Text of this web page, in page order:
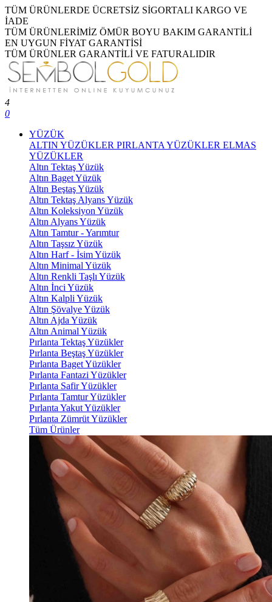
TÜM ÜRÜNLERDE ÜCRETSİZ SİGORTALI KARGO VE
İADE
TÜM ÜRÜNLERİMİZ ÖMÜR BOYU BAKIM GARANTİLİ
EN UYGUN FİYAT GARANTİSİ
TÜM ÜRÜNLER GARANTİLİ VE FATURALIDIR
4
0
YÜZÜK
ALTIN YÜZÜKLER PIRLANTA YÜZÜKLER ELMAS
YÜZÜKLER
Altın Tektaş Yüzük
Altın Baget Yüzük
Altın Beştaş Yüzük
Altın Tektaş Alyans Yüzük
Altın Koleksiyon Yüzük
Altın Alyans Yüzük
Altın Tamtur - Yarımtur
Altın Taşsız Yüzük
Altın Harf - İsim Yüzük
Altın Minimal Yüzük
Altın Renkli Taşlı Yüzük
Altın İnci Yüzük
Altın Kalpli Yüzük
Altın Şövalye Yüzük
Altın Ajda Yüzük
Altın Animal Yüzük
Pırlanta Tektaş Yüzükler
Pırlanta Beştaş Yüzükler
Pırlanta Baget Yüzükler
Pırlanta Fantazi Yüzükler
Pırlanta Safir Yüzükler
Pırlanta Tamtur Yüzükler
Pırlanta Yakut Yüzükler
Pırlanta Zümrüt Yüzükler
Tüm Ürünler